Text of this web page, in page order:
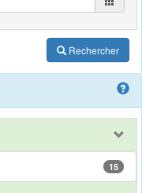
Rechercher
15